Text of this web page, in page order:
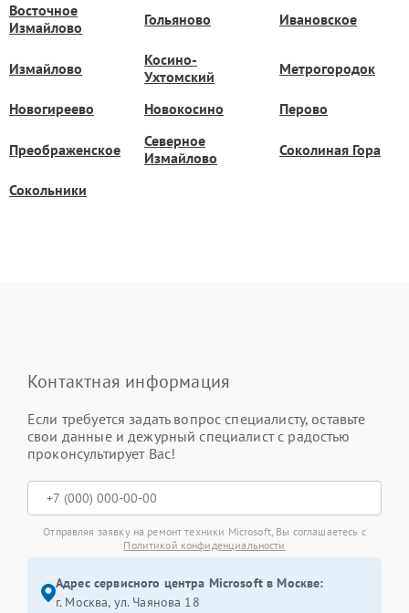
Восточное
Измайлово
Гольяново Ивановское
Измайлово
Косино-
Ухтомский
Метрогородок
Новогиреево Новокосино Перово
Преображенское
Северное
Измайлово
Соколиная Гора
Сокольники
Контактная информация
Если требуется задать вопрос специалисту, оставьте
свои данные и дежурный специалист с радостью
проконсультирует Вас!
Отправляя заявку на ремонт техники Microsoft, Вы соглашаетесь с
Политикой конфиденциальности
Адрес сервисного центра Microsoft в Москве:
г. Москва, ул. Чаянова 18